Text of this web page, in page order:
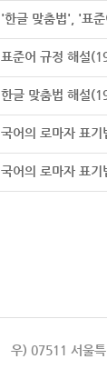
'한글 맞춤법', '표
표준어 규정 해설
한글 맞춤법 해설
국어의 로마자 표
국어의 로마자 표
우) 07511 서울